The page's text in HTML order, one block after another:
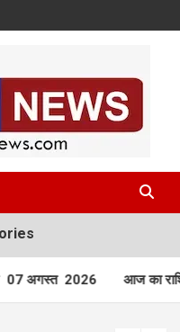
बृहस्पतिवार 06 अगस्त